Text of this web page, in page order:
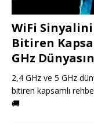
WiFi
Bitiren
GHz
2,4 GHz ve 5 GHz
bitiren kapsamlı
🚚